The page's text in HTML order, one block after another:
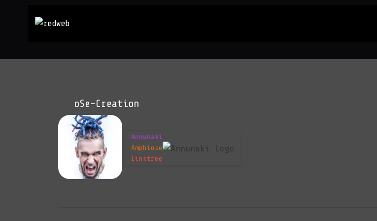
oSe-Creation
Annunaki
Amphiose
Linktree